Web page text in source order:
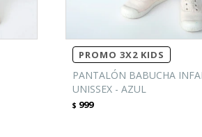
PROMO 3X2 KIDS
PANTALÓN BABUCHA
UNISSEX - AZUL
$ 999